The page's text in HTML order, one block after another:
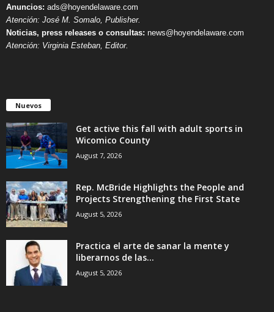
Anuncios: ads@hoyendelaware.com
Atención: José M. Somalo, Publisher.
Noticias, press releases o consultas: news@hoyendelaware.com
Atención: Virginia Esteban, Editor.
Nuevos
Get active this fall with adult sports in
Wicomico County
August 7, 2026
Rep. McBride Highlights the People and
Projects Strengthening the First State
August 5, 2026
Practica el arte de sanar la mente y
liberarnos de las...
August 5, 2026